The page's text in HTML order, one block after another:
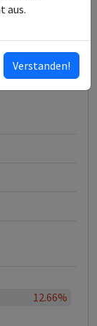
(UK)
12.66%
aus.
Verstanden!